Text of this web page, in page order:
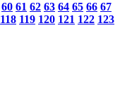
60 61 62 63 64 65 66 67
118 119 120 121 122 123